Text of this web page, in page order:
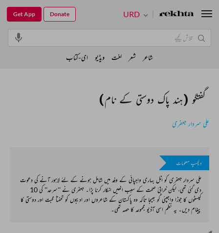
گفتگو (ہند پاک دوستی کے نام)
علی سردار جعفری
دلچسپ معلومات
علی سردار جعفری کو اٹل بہاری واجپائی کے وفد میں شامل ہونے کے لئے لاہور آنے کی دعوت
دی گئی تھی، لیکن خرابیٔ صحت کے سبب انھیں انکار کرنا پڑا۔ جعفری نے ''سرحد'' کی 10
کیسٹوں کا جوڑا واجپئی کو بھیجا تاکہ وہ پاکستان کے شاعروں اور ادیبوں کو تحفتاً محبت اور دوستی کا
پیغام دیں۔ یہ نظم اسی آڈیو مجموعہ کا حصہ تھی۔
URD
Get App Donate
شاعر شعر لغت ویڈیو ای-کتاب